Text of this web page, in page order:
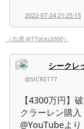
2022-07-24 21:25:15
（出典 @TTatisi2000）
シークレ
@SICRET77
【4300万円】
クラーレン購
@YouTubeより